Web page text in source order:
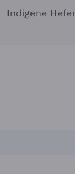
Indigene